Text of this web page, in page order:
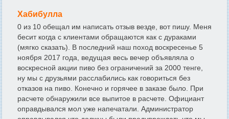
Хабибулла
0 из 10 обещал им написать отзыв везде, вот пишу. Меня
бесит когда с клиентами обращаются как с дураками
(мягко сказать). В последний наш поход воскресенье 5
ноября 2017 года, ведущая весь вечер объявляла о
воскресной акции пиво без ограничений за 2000 тенге,
ну мы с друзьями расслабились как говориться без
отказов на пиво. Конечно и горячее в заказе было. При
расчете обнаружили все выпитое в расчете. Официант
оправдывался мол уже напечатали. Администратор